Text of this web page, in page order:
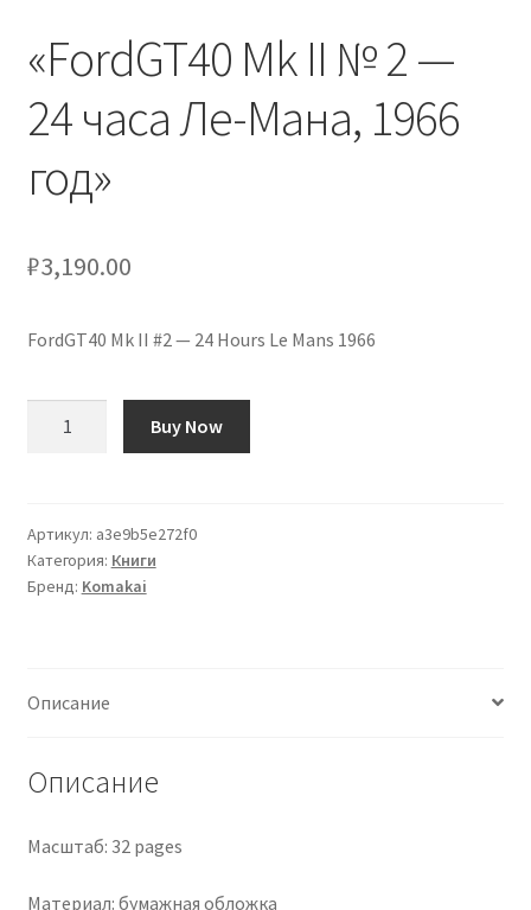
Скидки
«FordGT40 Mk II № 2 —
24 часа Ле-Мана, 1966
год»
₽3,190.00
FordGT40 Mk II #2 — 24 Hours Le Mans 1966
II
№
2
Ле-
1966
год»
Buy Now
Артикул: a3e9b5e272f0
Категория: Книги
Бренд: Komakai
Описание
Описание
Масштаб: 32 pages
Материал: бумажная обложка